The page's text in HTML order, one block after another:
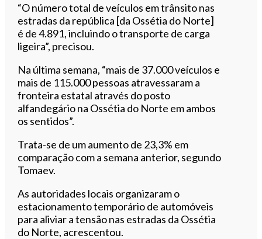
“O número total de veículos em trânsito nas
estradas da república [da Ossétia do Norte]
é de 4.891, incluindo o transporte de carga
ligeira”, precisou.
Na última semana, “mais de 37.000 veículos e
mais de 115.000 pessoas atravessaram a
fronteira estatal através do posto
alfandegário na Ossétia do Norte em ambos
os sentidos”.
Trata-se de um aumento de 23,3% em
comparação com a semana anterior, segundo
Tomaev.
As autoridades locais organizaram o
estacionamento temporário de automóveis
para aliviar a tensão nas estradas da Ossétia
do Norte, acrescentou.